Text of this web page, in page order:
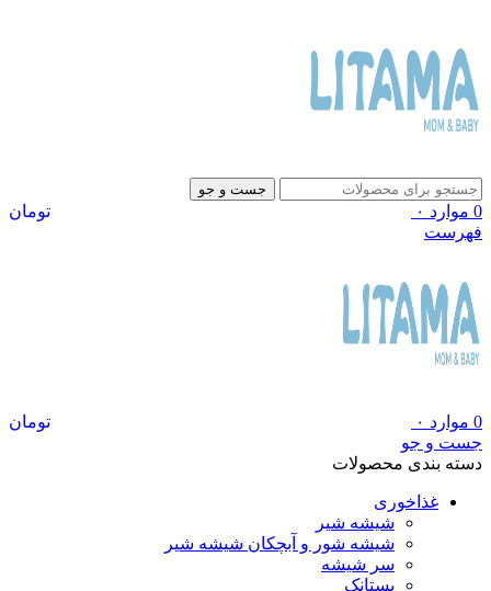
جست و جو
0 موارد ۰
تومان
فهرست
0 موارد ۰
تومان
جست و جو
دسته بندی محصولات
غذاخوری
شیشه شیر
شیشه ‌شور و آبچکان شیشه‌ شیر
سر شیشه
پستانک